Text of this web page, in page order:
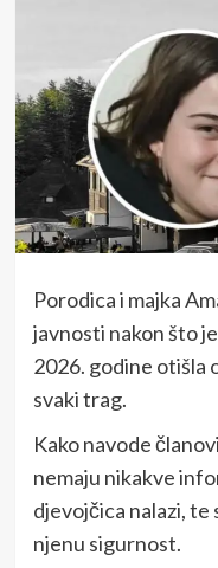
Porodica i majka
javnosti nakon što
2026. godine otišla
svaki trag.
Kako navode
nemaju nikakve
djevojčica nalazi, te
njenu sigurnost.